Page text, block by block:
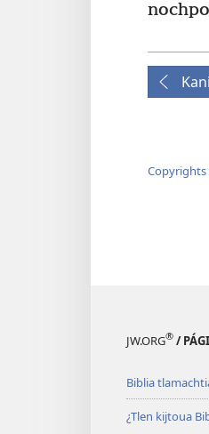
JW.ORG® /
Biblia
¿Tlen kijtoua